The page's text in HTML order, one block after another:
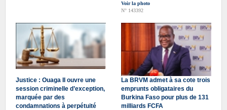
Voir la photo
N° 143392
Justice : Ouaga II ouvre une
session criminelle d’exception,
marquée par des
condamnations à perpétuité
La BRVM admet à sa cote trois
emprunts obligataires du
Burkina Faso pour plus de 131
milliards FCFA